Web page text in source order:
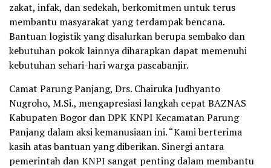
zakat, infak, dan sedekah, berkomitmen untuk terus
membantu masyarakat yang terdampak bencana.
Bantuan logistik yang disalurkan berupa sembako dan
kebutuhan pokok lainnya diharapkan dapat memenuhi
kebutuhan sehari-hari warga pascabanjir.
Camat Parung Panjang, Drs. Chairuka Judhyanto
Nugroho, M.Si., mengapresiasi langkah cepat BAZNAS
Kabupaten Bogor dan DPK KNPI Kecamatan Parung
Panjang dalam aksi kemanusiaan ini. “Kami berterima
kasih atas bantuan yang diberikan. Sinergi antara
pemerintah dan KNPI sangat penting dalam membantu